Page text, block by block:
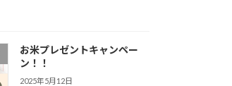
お米プレゼントキャンペー
ン！！
2025年5月12日